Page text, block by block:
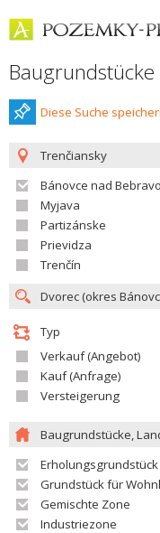
Baugrundstücke
Diese Suche
Trenčiansky
Bánovce nad
Myjava
Partizánske
Prievidza
Trenčín
Typ
Verkauf (Angebot)
Kauf (Anfrage)
Versteigerung
Baugrundstücke,
Erholungsgrundstück
Grundstück für
Gemischte Zone
Industriezone